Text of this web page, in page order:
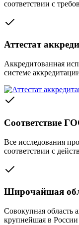
соответствии с
Аттестат
Аккредитованная
системе
Соответствие
Все исследования
соответствии с
Широчайшая
Совокупная область
крупнейшая в России